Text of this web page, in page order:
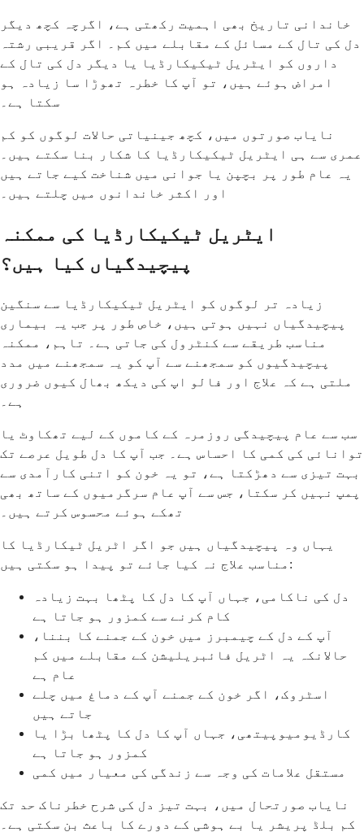
خاندانی تاریخ بھی اہمیت رکھتی ہے، اگرچہ کچھ دیگر
دل کی تال کے مسائل کے مقابلے میں کم۔ اگر قریبی رشتہ
داروں کو ایٹریل ٹیکیکارڈیا یا دیگر دل کی تال کے
امراض ہوئے ہیں، تو آپ کا خطرہ تھوڑا سا زیادہ ہو
سکتا ہے۔
نایاب صورتوں میں، کچھ جینیاتی حالات لوگوں کو کم
عمری سے ہی ایٹریل ٹیکیکارڈیا کا شکار بنا سکتے ہیں۔
یہ عام طور پر بچپن یا جوانی میں شناخت کیے جاتے ہیں
اور اکثر خاندانوں میں چلتے ہیں۔
ایٹریل ٹیکیکارڈیا کی ممکنہ
پیچیدگیاں کیا ہیں؟
زیادہ تر لوگوں کو ایٹریل ٹیکیکارڈیا سے سنگین
پیچیدگیاں نہیں ہوتی ہیں، خاص طور پر جب یہ بیماری
مناسب طریقے سے کنٹرول کی جاتی ہے۔ تاہم، ممکنہ
پیچیدگیوں کو سمجھنے سے آپ کو یہ سمجھنے میں مدد
ملتی ہے کہ علاج اور فالو اپ کی دیکھ بھال کیوں ضروری
ہے۔
سب سے عام پیچیدگی روزمرہ کے کاموں کے لیے تھکاوٹ یا
توانائی کی کمی کا احساس ہے۔ جب آپ کا دل طویل عرصے تک
بہت تیزی سے دھڑکتا ہے، تو یہ خون کو اتنی کارآمدی سے
پمپ نہیں کر سکتا، جس سے آپ عام سرگرمیوں کے ساتھ بھی
تھکے ہوئے محسوس کرتے ہیں۔
یہاں وہ پیچیدگیاں ہیں جو اگر اٹریل ٹیکارڈیا کا
مناسب علاج نہ کیا جائے تو پیدا ہو سکتی ہیں:
دل کی ناکامی، جہاں آپ کا دل کا پٹھا بہت زیادہ
کام کرنے سے کمزور ہو جاتا ہے
آپ کے دل کے چیمبرز میں خون کے جمنے کا بننا،
حالانکہ یہ اٹریل فائبریلیشن کے مقابلے میں کم
عام ہے
اسٹروک، اگر خون کے جمنے آپ کے دماغ میں چلے
جاتے ہیں
کارڈیومیوپیتھی، جہاں آپ کا دل کا پٹھا بڑا یا
کمزور ہو جاتا ہے
مستقل علامات کی وجہ سے زندگی کی معیار میں کمی
نایاب صورتحال میں، بہت تیز دل کی شرح خطرناک حد تک
کم بلڈ پریشر یا بے ہوشی کے دورے کا باعث بن سکتی ہے۔